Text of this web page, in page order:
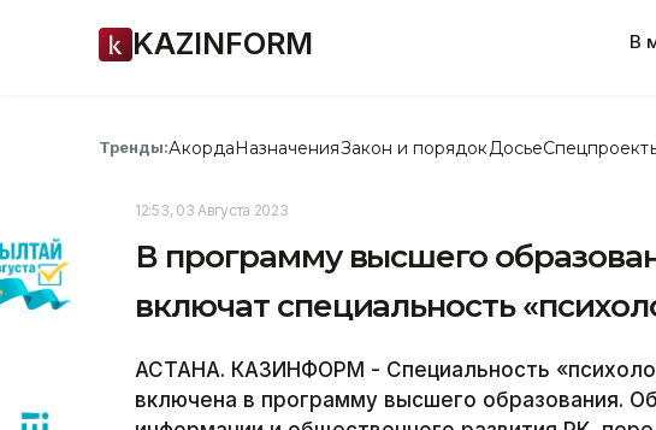
KAZINFORM В
Тренды:АкордаНазначенияЗакон и порядок Досье
12:53, 03 Августа 2023
В программу высшего
включат специальность
АСТАНА. КАЗИНФОРМ - Специальность
включена в программу высшего образования.